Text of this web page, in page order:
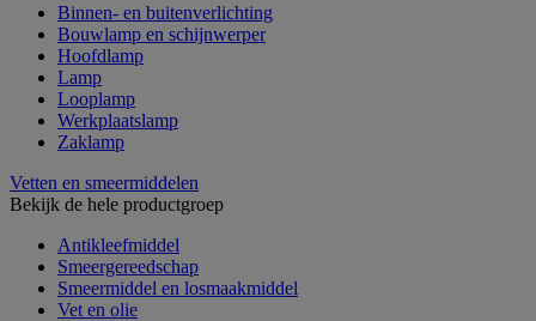
Binnen- en buitenverlichting
Bouwlamp en schijnwerper
Hoofdlamp
Lamp
Looplamp
Werkplaatslamp
Zaklamp
Vetten en smeermiddelen
Bekijk de hele productgroep
Antikleefmiddel
Smeergereedschap
Smeermiddel en losmaakmiddel
Vet en olie